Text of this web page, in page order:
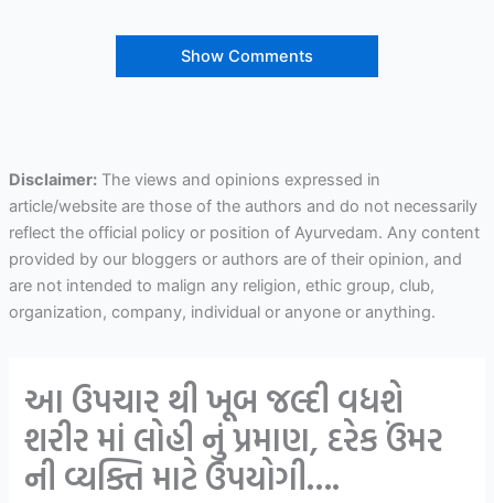
Show Comments
Disclaimer:The views and opinions expressed in
article/website are those of the authors and do not necessarily
reflect the official policy or position of Ayurvedam. Any content
provided by our bloggers or authors are of their opinion, and
are not intended to malign any religion, ethic group, club,
organization, company, individual or anyone or anything.
આ ઉપચાર થી ખૂબ જલ્દી વધશે
શરીર માં લોહી નું પ્રમાણ, દરેક ઉંમર
ની વ્યક્તિ માટે ઉપયોગી….